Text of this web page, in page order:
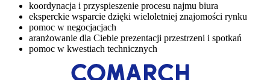
koordynacja i przyspieszenie procesu najmu biura
eksperckie wsparcie dzięki wieloletniej znajomości rynku
pomoc w negocjacjach
aranżowanie dla Ciebie prezentacji przestrzeni i spotkań
pomoc w kwestiach technicznych